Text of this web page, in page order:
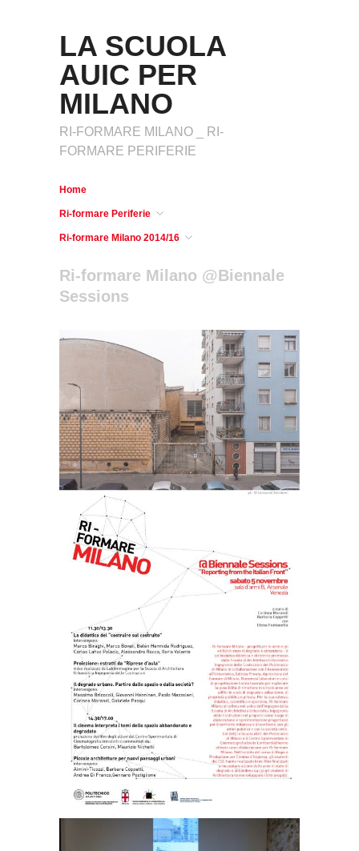
LA SCUOLA
AUIC PER
MILANO
RI-FORMARE MILANO _ RI-
FORMARE PERIFERIE
Home
Ri-formare Periferie
Ri-formare Milano 2014/16
Ri-formare Milano @Biennale
Sessions